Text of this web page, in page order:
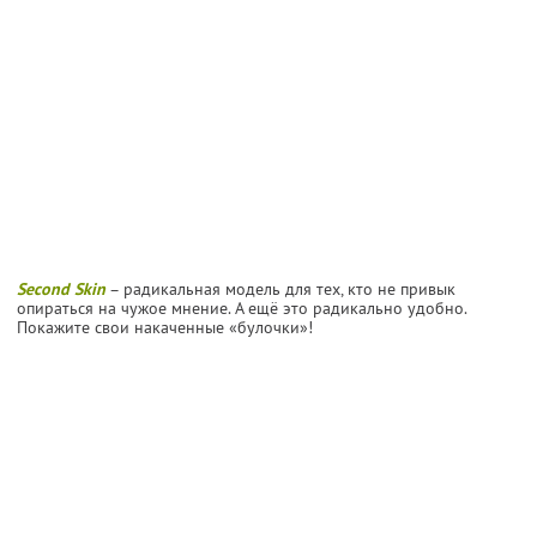
Second Skin– радикальная модель для тех, кто не привык
опираться на чужое мнение. А ещё это радикально удобно.
Покажите свои накаченные «булочки»!